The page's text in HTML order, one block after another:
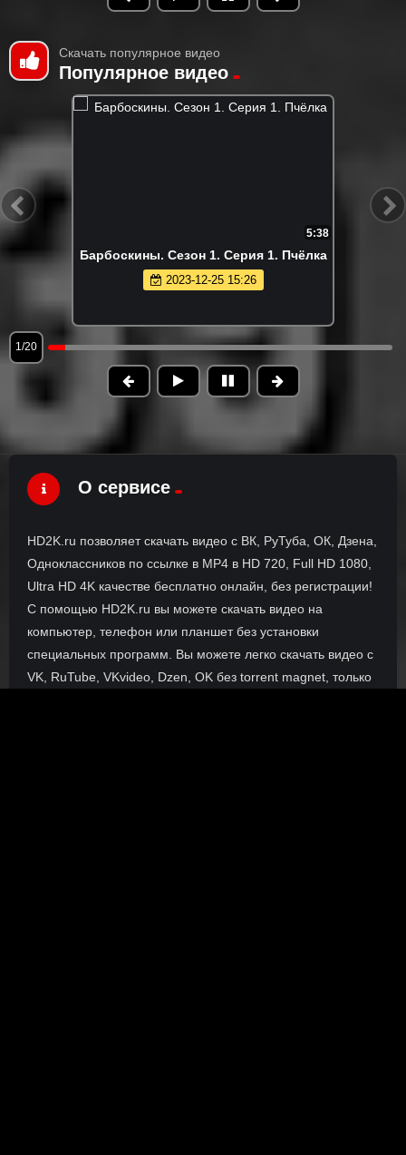
Скачать популярное видео
Популярное видео
5:38
Барбоскины. Сезон 1. Серия 1. Пчёлка
2023-12-25 15:26
1/20
О сервисе
HD2K.ru позволяет скачать видео с ВК, РуТуба, ОК, Дзена,
Одноклассников по ссылке в MP4 в HD 720, Full HD 1080,
Ultra HD 4K качестве бесплатно онлайн, без регистрации!
С помощью HD2K.ru вы можете скачать видео на
компьютер, телефон или планшет без установки
специальных программ. Вы можете легко скачать видео с
VK, RuTube, VKvideo, Dzen, OK без torrent magnet, только